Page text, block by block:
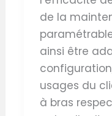
de la
ainsi être
usages du
à bras